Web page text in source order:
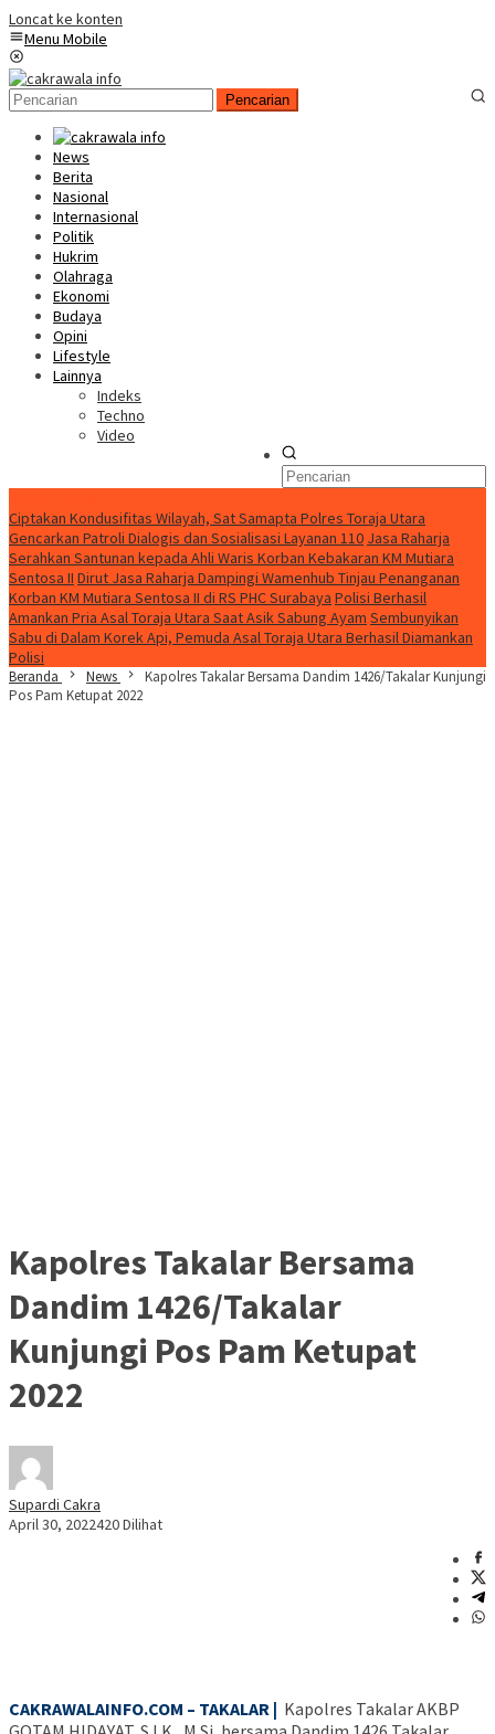
Loncat ke konten
Menu Mobile
Pencarian
News
Berita
Nasional
Internasional
Politik
Hukrim
Olahraga
Ekonomi
Budaya
Opini
Lifestyle
Lainnya
Indeks
Techno
Video
Ciptakan Kondusifitas Wilayah, Sat Samapta Polres Toraja Utara
Gencarkan Patroli Dialogis dan Sosialisasi Layanan 110 Jasa Raharja
Serahkan Santunan kepada Ahli Waris Korban Kebakaran KM Mutiara
Sentosa II Dirut Jasa Raharja Dampingi Wamenhub Tinjau Penanganan
Korban KM Mutiara Sentosa II di RS PHC Surabaya Polisi Berhasil
Amankan Pria Asal Toraja Utara Saat Asik Sabung Ayam Sembunyikan
Sabu di Dalam Korek Api, Pemuda Asal Toraja Utara Berhasil Diamankan
Polisi
Beranda News
Kapolres Takalar Bersama Dandim 1426/Takalar Kunjungi
Pos Pam Ketupat 2022
Kapolres Takalar Bersama
Dandim 1426/Takalar
Kunjungi Pos Pam Ketupat
2022
Supardi Cakra
April 30, 2022420 Dilihat
CAKRAWALAINFO.COM – TAKALAR | Kapolres Takalar AKBP